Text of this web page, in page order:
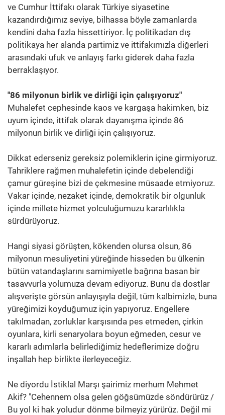
ve Cumhur İttifakı olarak Türkiye siyasetine
kazandırdığımız seviye, bilhassa böyle zamanlarda
kendini daha fazla hissettiriyor. İç politikadan dış
politikaya her alanda partimiz ve ittifakımızla diğerleri
arasındaki ufuk ve anlayış farkı giderek daha fazla
berraklaşıyor.
"86 milyonun birlik ve dirliği için çalışıyoruz"
Muhalefet cephesinde kaos ve kargaşa hakimken, biz
uyum içinde, ittifak olarak dayanışma içinde 86
milyonun birlik ve dirliği için çalışıyoruz.
Dikkat ederseniz gereksiz polemiklerin içine girmiyoruz.
Tahriklere rağmen muhalefetin içinde debelendiği
çamur güreşine bizi de çekmesine müsaade etmiyoruz.
Vakar içinde, nezaket içinde, demokratik bir olgunluk
içinde millete hizmet yolculuğumuzu kararlılıkla
sürdürüyoruz.
Hangi siyasi görüşten, kökenden olursa olsun, 86
milyonun mesuliyetini yüreğinde hisseden bu ülkenin
bütün vatandaşlarını samimiyetle bağrına basan bir
tasavvurla yolumuza devam ediyoruz. Bunu da dostlar
alışverişte görsün anlayışıyla değil, tüm kalbimizle, buna
yüreğimizi koyduğumuz için yapıyoruz. Engellere
takılmadan, zorluklar karşısında pes etmeden, çirkin
oyunlara, kirli senaryolara boyun eğmeden, cesur ve
kararlı adımlarla belirlediğimiz hedeflerimize doğru
inşallah hep birlikte ilerleyeceğiz.
Ne diyordu İstiklal Marşı şairimiz merhum Mehmet
Akif? "Cehennem olsa gelen göğsümüzde söndürürüz /
Bu yol ki hak yoludur dönme bilmeyiz yürürüz. Değil mi